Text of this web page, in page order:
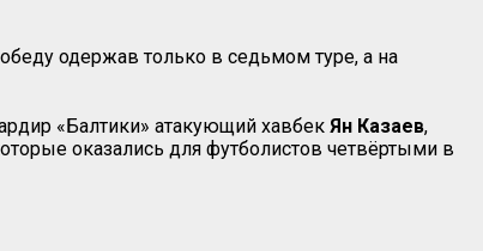
одержав только в седьмом туре, а на
«Балтики» атакующий хавбек Ян Казаев,
оказались для футболистов четвёртыми в